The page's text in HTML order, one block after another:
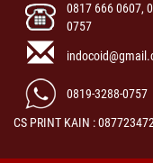
0817 666 0607,
0757
0819-3288-0757
CS PRINT KAIN :